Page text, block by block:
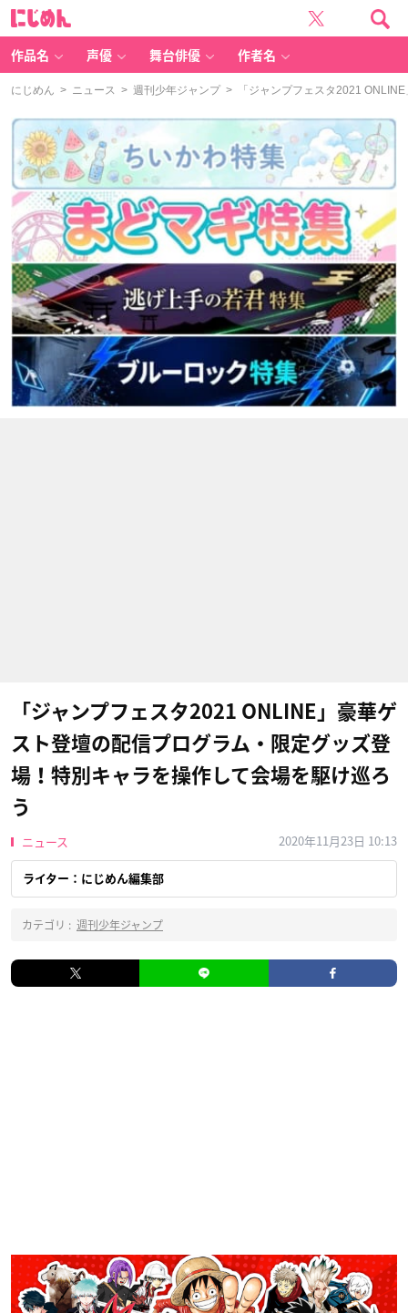
作品名 声優 舞台俳優 作者名
にじめん > ニュース > 週刊少年ジャンプ > 「ジャンプフェスタ2021
「ジャンプフェスタ2021 ONLINE」豪華ゲ
スト登壇の配信プログラム・限定グッズ登
場！特別キャラを操作して会場を駆け巡ろ
う
ニュース 2020年11月23日 10:13
ライター：にじめん編集部
カテゴリ : 週刊少年ジャンプ